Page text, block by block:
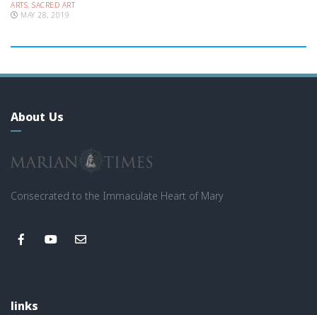
ARTS, SACRED ART
MAY 28, 2019
About Us
Consecrated to the Immaculate Heart of Mary
links